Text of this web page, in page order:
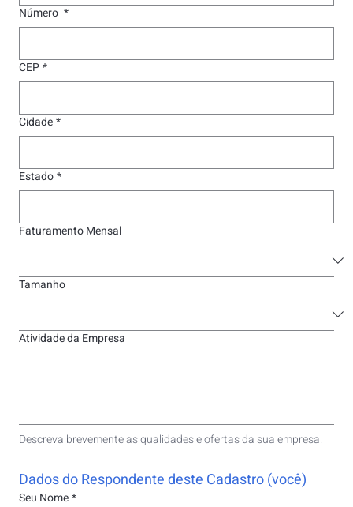
Número *
CEP*
Cidade*
Estado*
Faturamento Mensal
Tamanho
Atividade da Empresa
Descreva brevemente as qualidades e ofertas da sua empresa.
Dados do Respondente deste Cadastro (você)
Seu Nome*